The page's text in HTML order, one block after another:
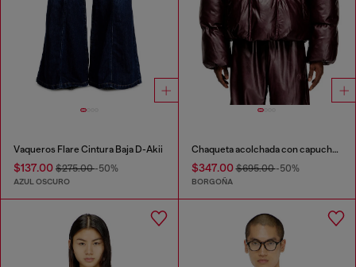
Vaqueros Flare Cintura Baja D-Akii
$137.00 $275.00-50%
AZUL OSCURO
Chaqueta acolchada con capucha en burgundy
$347.00$695.00-50%
BORGOÑA